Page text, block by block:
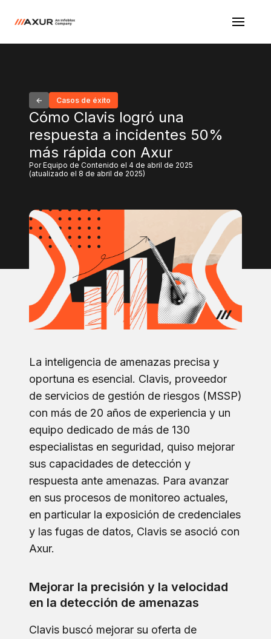
Casos de éxito
Cómo Clavis logró una
respuesta a incidentes 50%
más rápida con Axur
Por Equipo de Contenido el 4 de abril de 2025
(atualizado el 8 de abril de 2025)
La inteligencia de amenazas precisa y
oportuna es esencial. Clavis, proveedor
de servicios de gestión de riesgos (MSSP)
con más de 20 años de experiencia y un
equipo dedicado de más de 130
especialistas en seguridad, quiso mejorar
sus capacidades de detección y
respuesta ante amenazas. Para avanzar
en sus procesos de monitoreo actuales,
en particular la exposición de credenciales
y las fugas de datos, Clavis se asoció con
Axur.
Mejorar la precisión y la velocidad
en la detección de amenazas
Clavis buscó mejorar su oferta de